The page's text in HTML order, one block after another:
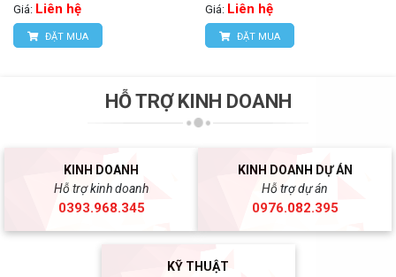
Giá: Liên hệ
ĐẶT MUA
Giá: Liên hệ
ĐẶT MUA
HỖ TRỢ KINH DOANH
KINH DOANH
Hỗ trợ kinh doanh
0393.968.345
KINH DOANH DỰ ÁN
Hỗ trợ dự án
0976.082.395
KỸ THUẬT